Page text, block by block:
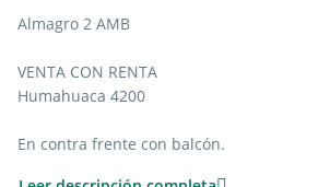
Almagro 2 AMB
VENTA CON RENTA
Humahuaca 4200
En contra frente con balcón.